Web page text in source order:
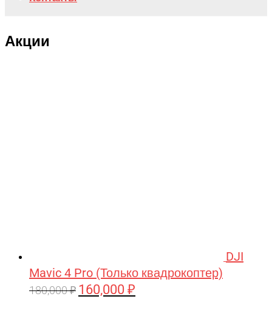
Акции
DJI
Mavic 4 Pro (Только квадрокоптер)
180,000₽ Первоначальная
160,000 ₽